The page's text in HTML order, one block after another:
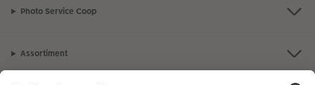
Photo Service Coop
Assortiment